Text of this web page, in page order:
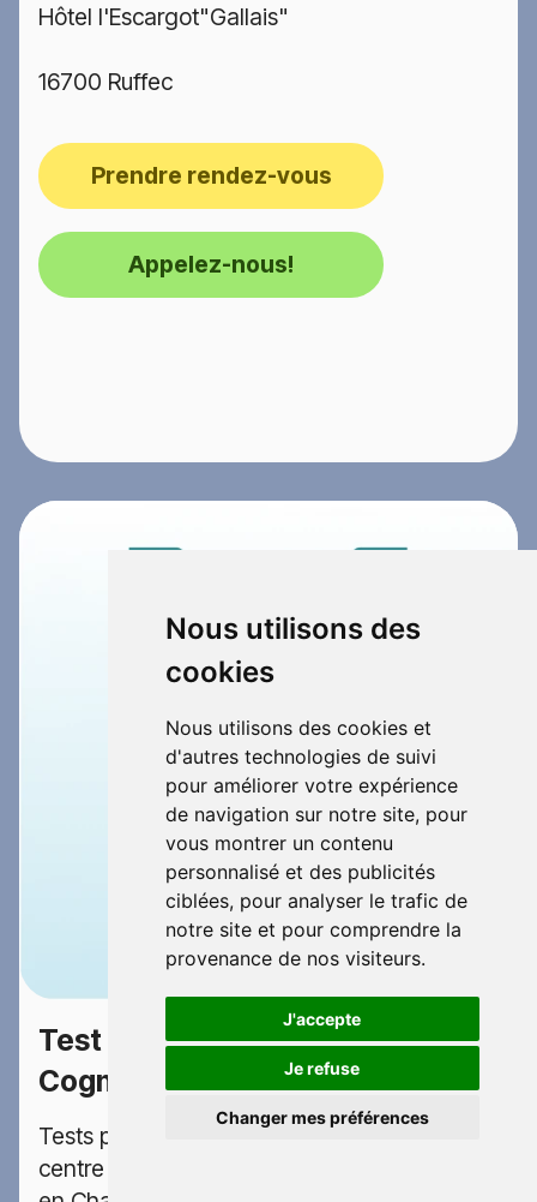
Nous utilisons des
cookies
Nous utilisons des cookies et
d'autres technologies de suivi
pour améliorer votre expérience
de navigation sur notre site, pour
vous montrer un contenu
personnalisé et des publicités
ciblées, pour analyser le trafic de
notre site et pour comprendre la
provenance de nos visiteurs.
J'accepte
Je refuse
Changer mes préférences
Hôtel l'Escargot"Gallais"
16700 Ruffec
Prendre rendez-vous
Appelez-nous!
Test psychotechnique
Cognac
106
€
Tests psychotechniques permis dans le
centre Test psychotechnique Cognac situé